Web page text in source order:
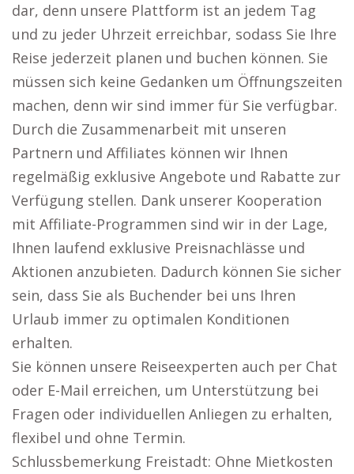
dar, denn unsere Plattform ist an jedem Tag
und zu jeder Uhrzeit erreichbar, sodass Sie Ihre
Reise jederzeit planen und buchen können. Sie
müssen sich keine Gedanken um Öffnungszeiten
machen, denn wir sind immer für Sie verfügbar.
Durch die Zusammenarbeit mit unseren
Partnern und Affiliates können wir Ihnen
regelmäßig exklusive Angebote und Rabatte zur
Verfügung stellen. Dank unserer Kooperation
mit Affiliate-Programmen sind wir in der Lage,
Ihnen laufend exklusive Preisnachlässe und
Aktionen anzubieten. Dadurch können Sie sicher
sein, dass Sie als Buchender bei uns Ihren
Urlaub immer zu optimalen Konditionen
erhalten.
Sie können unsere Reiseexperten auch per Chat
oder E-Mail erreichen, um Unterstützung bei
Fragen oder individuellen Anliegen zu erhalten,
flexibel und ohne Termin.
Schlussbemerkung Freistadt: Ohne Mietkosten